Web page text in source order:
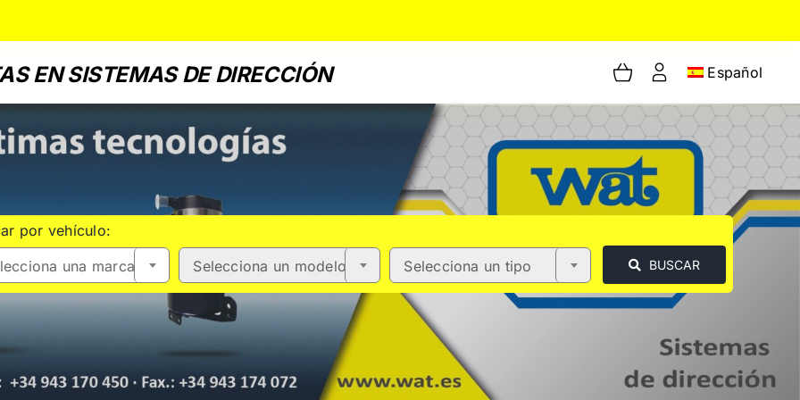
EN SISTEMAS DE DIRECCIÓN Español
por vehículo:
una marca Selecciona un modelo Selecciona un tipo BUSCAR